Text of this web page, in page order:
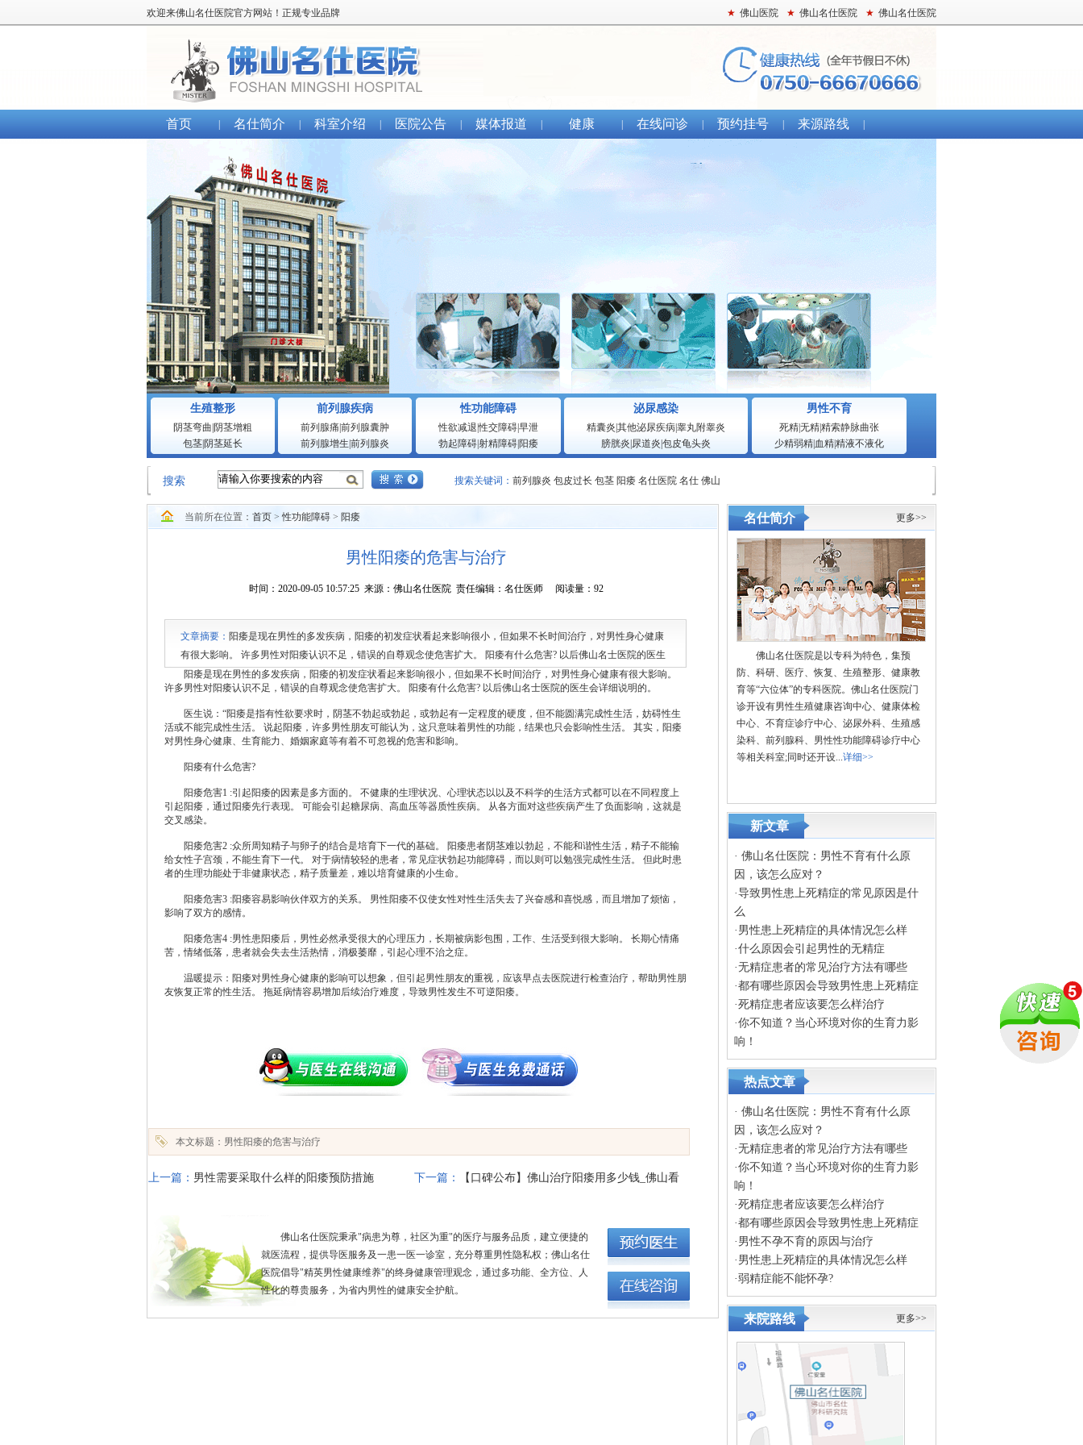
欢迎来佛山名仕医院官方网站！正规专业品牌 ★ 佛山医院 ★ 佛山名仕医院 ★ 佛山名仕医院
首页 名仕简介 科室介绍 医院公告 媒体报道 健康 在线问诊 预约挂号 来源路线
生殖整形
阴茎弯曲 阴茎增粗
包茎| 阴茎延长
前列腺疾病
前列腺痛 前列腺囊肿
前列腺增生 前列腺炎
性功能障碍
性欲减退 性交障碍|早泄
勃起障碍|射精障碍| 阳痿
泌尿感染
精囊炎 其他泌尿疾病睾丸附睾炎
膀胱炎 尿道炎 包皮龟头炎
男性不育
死精|无精|精索静脉曲张
少精弱精| 血精|精液不液化
搜索 搜索关键词： 前列腺炎 包皮过长 包茎 阳痿 名仕医院 名仕 佛山
当前所在位置： 首页 >性功能障碍 > 阳痿
男性阳痿的危害与治疗
时间：2020-09-05 10:57:25 来源：佛山名仕医院 责任编辑：名仕医师 阅读量：92
文章摘要： 阳痿是现在男性的多发疾病，阳痿的初发症状看起来影响很小，但如果不长时间治疗，对男性身心健康
有很大影响。 许多男性对阳痿认识不足，错误的自尊观念使危害扩大。 阳痿有什么危害? 以后佛山名士医院的医生
会详细说明的。 医生说：阳痿是指有性欲要求时
阳痿是现在男性的多发疾病，阳痿的初发症状看起来影响很小，但如果不长时间治疗，对男性身心健康有很大影响。
许多男性对阳痿认识不足，错误的自尊观念使危害扩大。 阳痿有什么危害? 以后佛山名士医院的医生会详细说明的。
医生说：“阳痿是指有性欲要求时，阴茎不勃起或勃起，或勃起有一定程度的硬度，但不能圆满完成性生活，妨碍性生
活或不能完成性生活。 说起阳痿，许多男性朋友可能认为，这只意味着男性的功能，结果也只会影响性生活。 其实，阳痿
对男性身心健康、生育能力、婚姻家庭等有着不可忽视的危害和影响。
阳痿有什么危害?
阳痿危害1 :引起阳痿的因素是多方面的。 不健康的生理状况、心理状态以以及不科学的生活方式都可以在不同程度上
引起阳痿，通过阳痿先行表现。 可能会引起糖尿病、高血压等器质性疾病。 从各方面对这些疾病产生了负面影响，这就是
交叉感染。
阳痿危害2 :众所周知精子与卵子的结合是培育下一代的基础。 阳痿患者阴茎难以勃起，不能和谐性生活，精子不能输
给女性子宫颈，不能生育下一代。 对于病情较轻的患者，常见症状勃起功能障碍，而以则可以勉强完成性生活。 但此时患
者的生理功能处于非健康状态，精子质量差，难以培育健康的小生命。
阳痿危害3 :阳痿容易影响伙伴双方的关系。 男性阳痿不仅使女性对性生活失去了兴奋感和喜悦感，而且增加了烦恼，
影响了双方的感情。
阳痿危害4 :男性患阳痿后，男性必然承受很大的心理压力，长期被病影包围，工作、生活受到很大影响。 长期心情痛
苦，情绪低落，患者就会失去生活热情，消极萎靡，引起心理不治之症。
温暖提示：阳痿对男性身心健康的影响可以想象，但引起男性朋友的重视，应该早点去医院进行检查治疗，帮助男性朋
友恢复正常的性生活。 拖延病情容易增加后续治疗难度，导致男性发生不可逆阳痿。
本文标题：男性阳痿的危害与治疗
上一篇： 男性需要采取什么样的阳痿预防措施 下一篇： 【口碑公布】佛山治疗阳痿用多少钱_佛山看
佛山名仕医院秉承"病患为尊，社区为重"的医疗与服务品质，建立便捷的
就医流程，提供导医服务及一患一医一诊室，充分尊重男性隐私权；佛山名仕
医院倡导"精英男性健康维养"的终身健康管理观念，通过多功能、全方位、人
性化的尊贵服务，为省内男性的健康安全护航。
名仕简介 更多>>
佛山名仕医院是以专科为特色，集预
防、科研、医疗、恢复、生殖整形、健康教
育等“六位体”的专科医院。佛山名仕医院门
诊开设有男性生殖健康咨询中心、健康体检
中心、不育症诊疗中心、泌尿外科、生殖感
染科、前列腺科、男性性功能障碍诊疗中心
等相关科室;同时还开设...详细>>
新文章
· 佛山名仕医院：男性不育有什么原
因，该怎么应对？
·导致男性患上死精症的常见原因是什
么
· 男性患上死精症的具体情况怎么样
·什么原因会引起男性的无精症
·无精症患者的常见治疗方法有哪些
·都有哪些原因会导致男性患上死精症
·死精症患者应该要怎么样治疗
·你不知道？当心环境对你的生育力影
响！
热点文章
· 佛山名仕医院：男性不育有什么原
因，该怎么应对？
·无精症患者的常见治疗方法有哪些
·你不知道？当心环境对你的生育力影
响！
·死精症患者应该要怎么样治疗
·都有哪些原因会导致男性患上死精症
· 男性不孕不育的原因与治疗
· 男性患上死精症的具体情况怎么样
·弱精症能不能怀孕?
来院路线 更多>>